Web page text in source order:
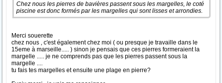
Chez nous les pierres de bavières passent sous les margelles, le coté
piscine est donc formés par les margelles qui sont lisses et arrondies.
Merci souerette
chez nous , c'est également chez moi ( ou presque je travaille dans le
15eme à marseille..... ) sinon je pensais que ces pierres formeraient la
margelle ..... je ne comprends pas que les pierres passent sous la
margelle ....
tu fais tes margelles et ensuite une plage en pierre?